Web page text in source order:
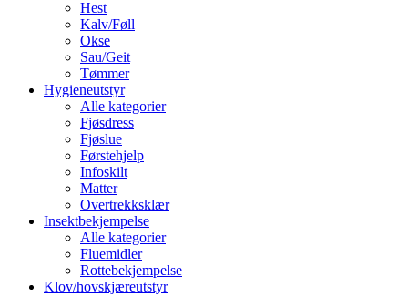
Hest
Kalv/Føll
Okse
Sau/Geit
Tømmer
Hygieneutstyr
Alle kategorier
Fjøsdress
Fjøslue
Førstehjelp
Infoskilt
Matter
Overtrekksklær
Insektbekjempelse
Alle kategorier
Fluemidler
Rottebekjempelse
Klov/hovskjæreutstyr